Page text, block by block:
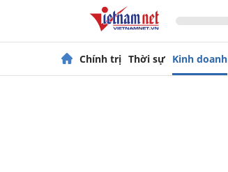
Chính trị Thời sự Kinh doanh